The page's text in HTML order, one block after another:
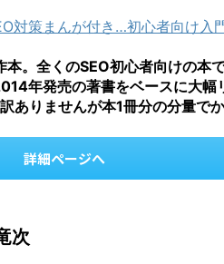
対策まんが付き…初心者向け入
。全くのSEO初心者向けの本
年発売の著書をベースに大幅
ありませんが本1冊分の分量で
詳細ページへ
次